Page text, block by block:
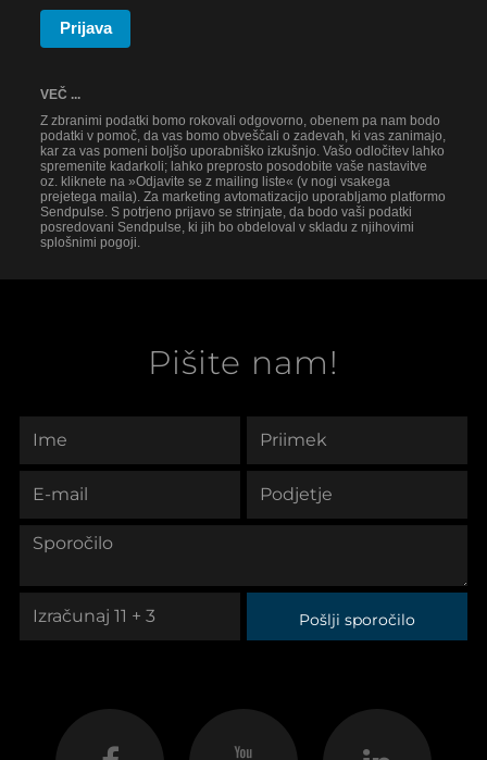
Prijava
VEČ ...
Z zbranimi podatki bomo rokovali odgovorno, obenem pa nam bodo
podatki v pomoč, da vas bomo obveščali o zadevah, ki vas zanimajo,
kar za vas pomeni boljšo uporabniško izkušnjo. Vašo odločitev lahko
spremenite kadarkoli; lahko preprosto posodobite vaše nastavitve
oz. kliknete na »Odjavite se z mailing liste« (v nogi vsakega
prejetega maila). Za marketing avtomatizacijo uporabljamo platformo
Sendpulse. S potrjeno prijavo se strinjate, da bodo vaši podatki
posredovani Sendpulse, ki jih bo obdeloval v skladu z njihovimi
splošnimi pogoji.
Pišite nam!
Pošlji sporočilo